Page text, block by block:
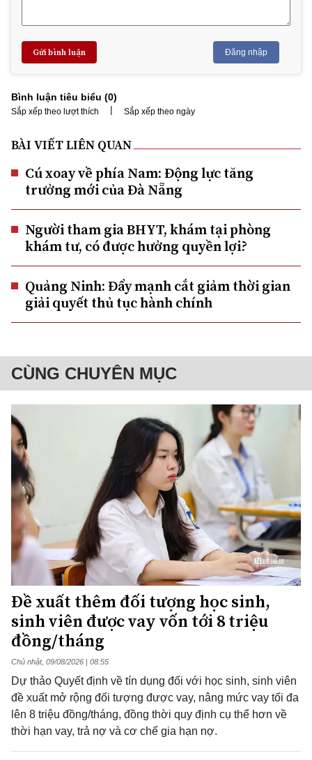
Gửi bình luận Đăng nhập
Bình luận tiêu biểu (0)
Sắp xếp theo lượt thích | Sắp xếp theo ngày
BÀI VIẾT LIÊN QUAN
Cú xoay về phía Nam: Động lực tăng
trưởng mới của Đà Nẵng
Người tham gia BHYT, khám tại phòng
khám tư, có được hưởng quyền lợi?
Quảng Ninh: Đẩy mạnh cắt giảm thời gian
giải quyết thủ tục hành chính
CÙNG CHUYÊN MỤC
Đề xuất thêm đối tượng học sinh,
sinh viên được vay vốn tới 8 triệu
đồng/tháng
Chủ nhật, 09/08/2026 | 08:55
Dự thảo Quyết định về tín dụng đối với học sinh, sinh viên
đề xuất mở rộng đối tượng được vay, nâng mức vay tối đa
lên 8 triệu đồng/tháng, đồng thời quy định cụ thể hơn về
thời hạn vay, trả nợ và cơ chế gia hạn nợ.